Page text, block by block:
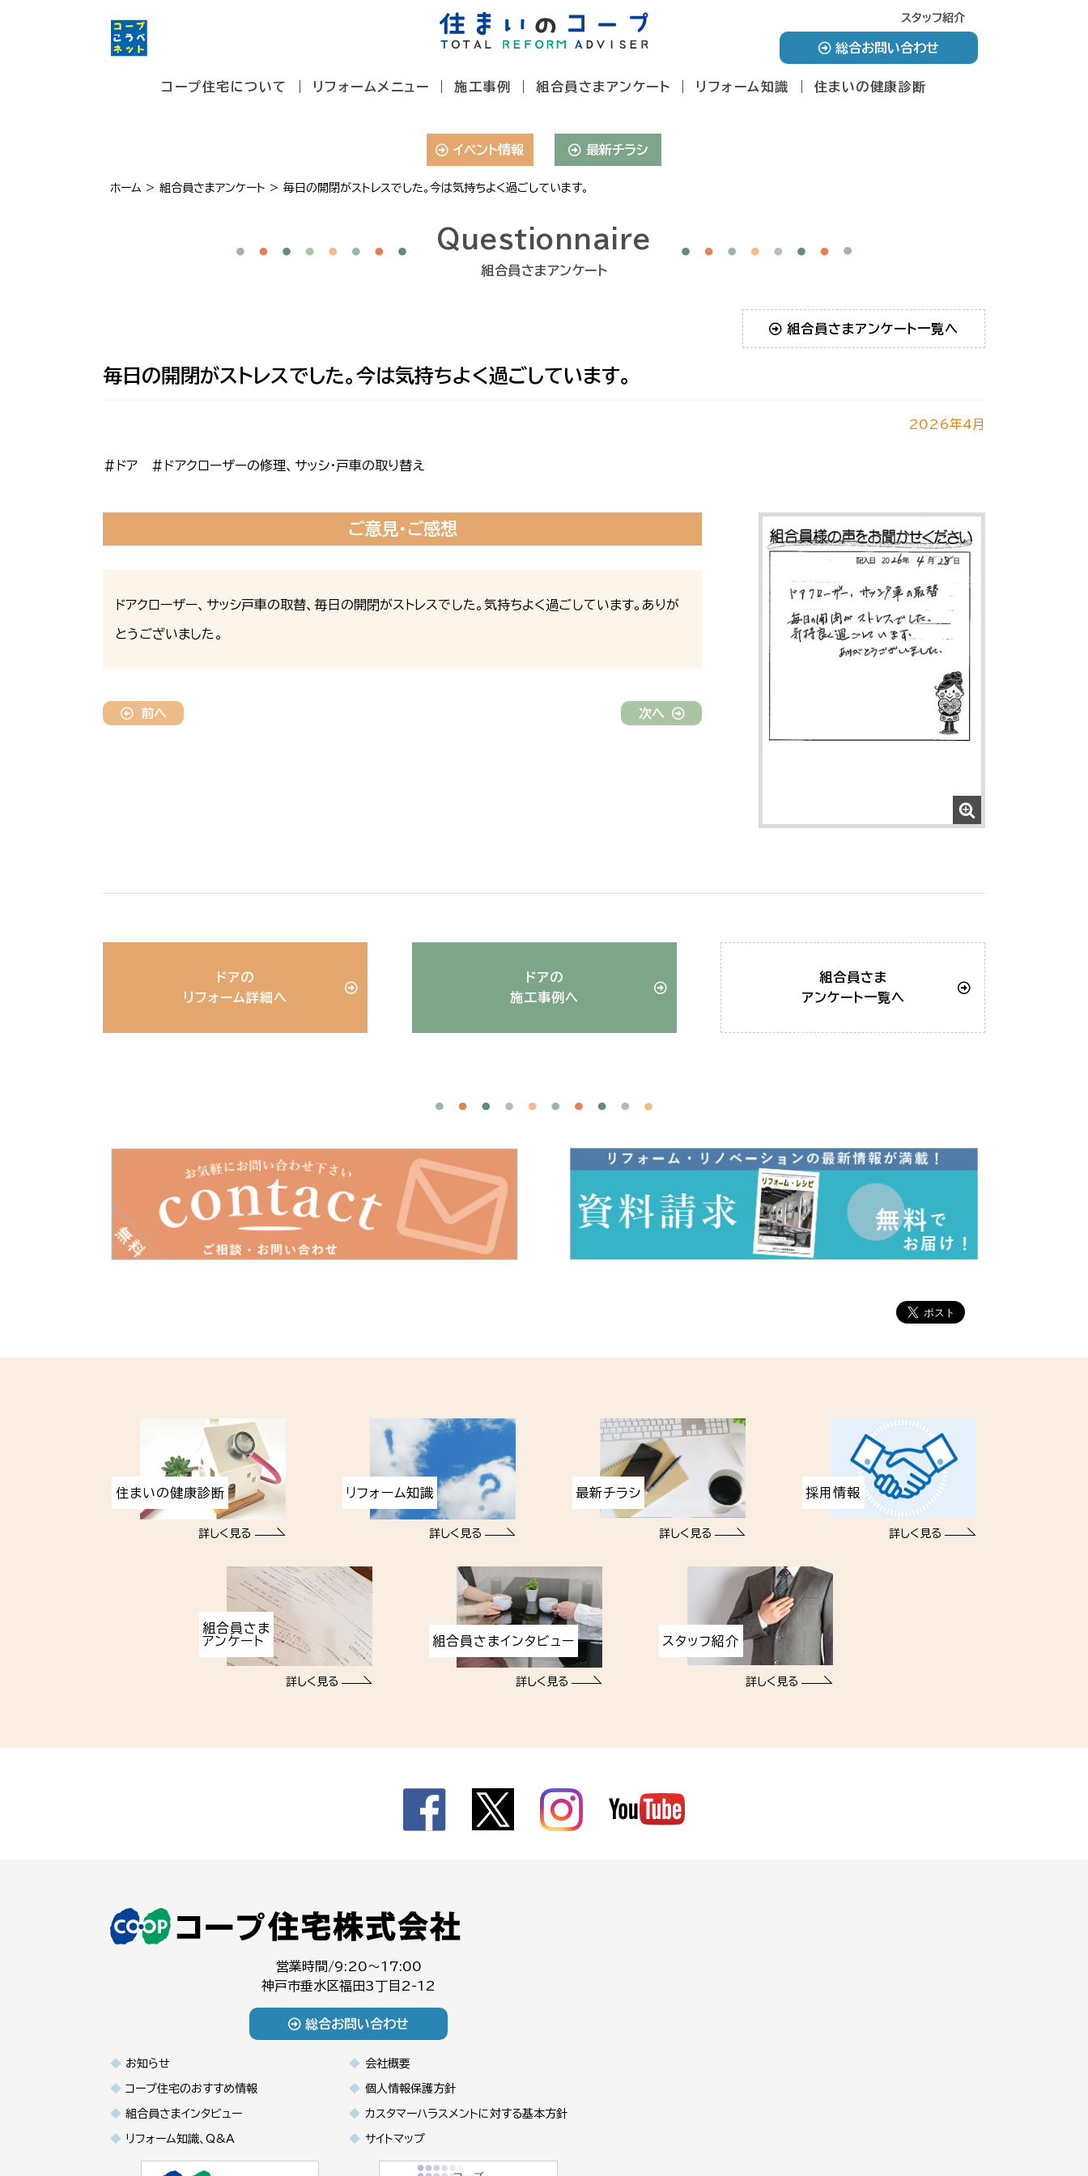
スタッフ紹介
総合お問い合わせ
コープ住宅について リフォームメニュー 施工事例 組合員さまアンケート リフォーム知識 住まいの健康診断
イベント情報 最新チラシ
ホーム > 組合員さまアンケート > 毎日の開閉がストレスでした。今は気持ちよく過ごしています。
Questionnaire
組合員さまアンケート
組合員さまアンケート一覧へ
毎日の開閉がストレスでした。今は気持ちよく過ごしています。
2026年4月
＃ドア ＃ドアクローザーの修理、サッシ・戸車の取り替え
ご意見・ご感想
ドアクローザー、サッシ戸車の取替、毎日の開閉がストレスでした。気持ちよく過ごしています。ありが
とうございました。
前へ 次へ
ドアの
リフォーム詳細へ
ドアの
施工事例へ
組合員さま
アンケート一覧へ
住まいの健康診断
詳しく見る
リフォーム知識
詳しく見る
最新チラシ
詳しく見る
採用情報
詳しく見る
組合員さま
アンケート
詳しく見る
組合員さまインタビュー
詳しく見る
スタッフ紹介
詳しく見る
営業時間/9:20～17:00
神戸市垂水区福田3丁目2-12
総合お問い合わせ
お知らせ
コープ住宅のおすすめ情報
組合員さまインタビュー
リフォーム知識、Q&A
会社概要
個人情報保護方針
カスタマーハラスメントに対する基本方針
サイトマップ